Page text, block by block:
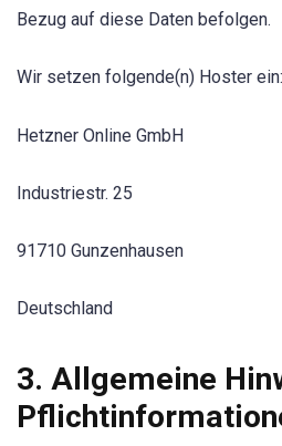
Bezug auf diese Daten befolgen.
Wir setzen folgende(n) Hoster ein:
Hetzner Online GmbH
Industriestr. 25
91710 Gunzenhausen
Deutschland
3. Allgemeine